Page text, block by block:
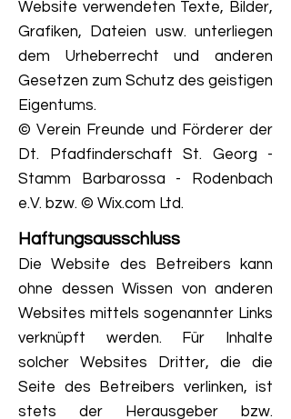
Website verwendeten Texte, Bilder,
Grafiken, Dateien usw. unterliegen
dem Urheberrecht und anderen
Gesetzen zum Schutz des geistigen
Eigentums.
© Verein Freunde und Förderer der
Dt. Pfadfinderschaft St. Georg -
Stamm Barbarossa - Rodenbach
e.V. bzw. © Wix.com Ltd.
Haftungsausschluss
Die Website des Betreibers kann
ohne dessen Wissen von anderen
Websites mittels sogenannter Links
verknüpft werden. Für Inhalte
solcher Websites Dritter, die die
Seite des Betreibers verlinken, ist
stets der Herausgeber bzw.